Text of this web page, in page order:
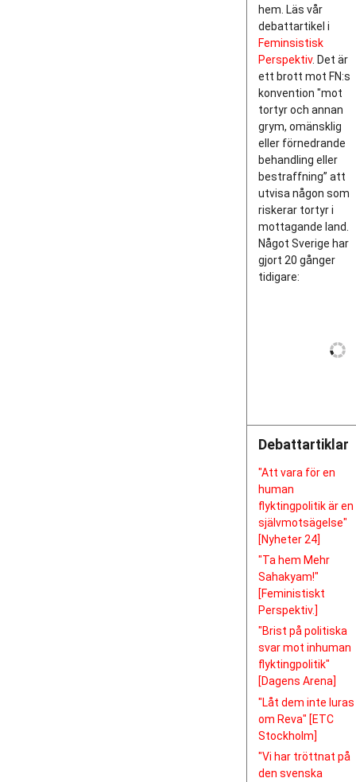
hem. Läs vår
debattartikel i
Feminsistisk
Perspektiv. Det är
ett brott mot FN:s
konvention "mot
tortyr och annan
grym, omänsklig
eller förnedrande
behandling eller
bestraffning” att
utvisa någon som
riskerar tortyr i
mottagande land.
Något Sverige har
gjort 20 gånger
tidigare:
Debattartiklar
"Att vara för en
human
flyktingpolitik är en
självmotsägelse"
[Nyheter 24]
"Ta hem Mehr
Sahakyam!"
[Feministiskt
Perspektiv.]
"Brist på politiska
svar mot inhuman
flyktingpolitik"
[Dagens Arena]
"Låt dem inte luras
om Reva" [ETC
Stockholm]
"Vi har tröttnat på
den svenska